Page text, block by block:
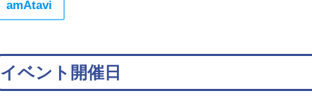
amAtavi
イベント開催日